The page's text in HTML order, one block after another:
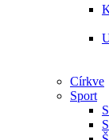
Církve
Sport